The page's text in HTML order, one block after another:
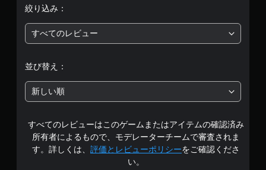
5
段
中
の
4
.
絞り込み：
すべてのレビュー
並び替え：
新しい順
すべてのレビューはこのゲームまたはアイテムの確認済み
所有者によるもので、モデレーターチームで審査されま
す。詳しくは、 評価とレビューポリシーをご確認くださ
い。